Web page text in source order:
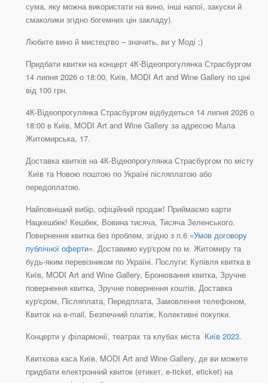
сума, яку можна використати на вино, інші напої, закуски й
смаколики згідно богемних цін закладу).
Любите вино й мистецтво – значить, ви у Моді ;)
Придбати квитки на концерт 4К-Відеопрогулянка Страсбургом
14 липня 2026 о 18:00, Київ, MODI Art and Wine Gallery по ціні
від 100 грн.
4К-Відеопрогулянка Страсбургом відбудеться 14 липня 2026 о
18:00 в Київ, MODI Art and Wine Gallery за адресою Мала
Житомирська, 17.
Доставка квитків на 4К-Відеопрогулянка Страсбургом по місту
Київ та Новою поштою по Україні післяплатою або
передоплатою.
Найповніший вибір, офіційний продаж! Приймаємо карти
Нацкешбек! Кешбек, Вовина тисяча, Тисяча Зеленського.
Повернення квитка без проблем, згідно з п.6 «Умов договору
публічної оферти». Доставимо кур'єром по м. Житомиру та
будь-яким перевізником по Україні. Послуги: Купівля квитка в
Київ, MODI Art and Wine Gallery, Бронювання квитка, Зручне
повернення квитка, Зручне повернення коштів, Доставка
кур'єром, Післяплата, Передплата, Замовлення телефоном,
Квиток на e-mail, Безпечний платіж, Колективні покупки.
Концерти у філармонії, театрах та клубах міста Київ 2023.
Квиткова каса Київ, MODI Art and Wine Gallery, де ви можете
придбати електронний квиток (етикет, e-ticket, eticket) на